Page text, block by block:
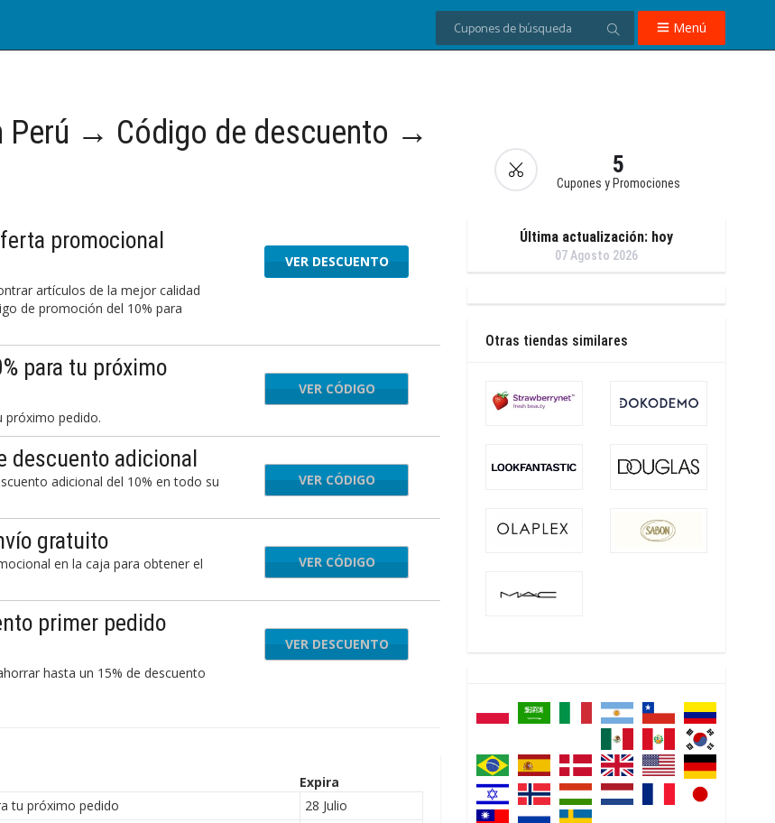
Menú
Perú → Código de descuento →
5
Cupones y Promociones
promocional
artículos de la mejor calidad
de promoción del 10% para
VER DESCUENTO
para tu próximo
próximo pedido.
ADD10
VER CÓDIGO
descuento adicional
adicional del 10% en todo su
IWANT10
VER CÓDIGO
gratuito
en la caja para obtener el
REESHIP
VER CÓDIGO
primer pedido
hasta un 15% de descuento
VER DESCUENTO
Expira
tu próximo pedido
28 Julio
Última actualización: hoy
07 Agosto 2026
Otras tiendas similares